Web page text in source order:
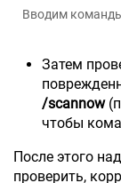
Вводим
Затем
/scannow
чтобы
После этого
проверить,